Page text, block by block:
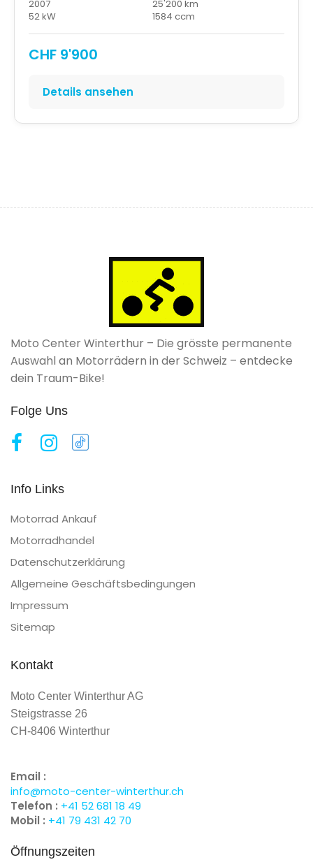
2007
25'200 km
52 kW
1584 ccm
CHF 9'900
Details ansehen
Moto Center Winterthur – Die grösste permanente
Auswahl an Motorrädern in der Schweiz – entdecke
dein Traum-Bike!
Folge Uns
Info Links
Motorrad Ankauf
Motorradhandel
Datenschutzerklärung
Allgemeine Geschäftsbedingungen
Impressum
Sitemap
Kontakt
Moto Center Winterthur AG
Steigstrasse 26
CH-8406 Winterthur
Email :
info@moto-center-winterthur.ch
Telefon : +41 52 681 18 49
Mobil : +41 79 431 42 70
Öffnungszeiten